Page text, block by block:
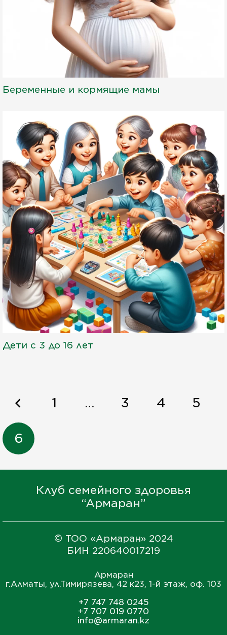
Беременные и кормящие мамы
Дети с 3 до 16 лет
1 … 3 4 5
6
Клуб семейного здоровья
“Армаран”
© ТОО «Армаран» 2024
БИН 220640017219
Армаран
г.Алматы, ул.Тимирязева, 42 к23, 1-й этаж, оф. 103
+7 747 748 0245
+7 707 019 0770
info@armaran.kz